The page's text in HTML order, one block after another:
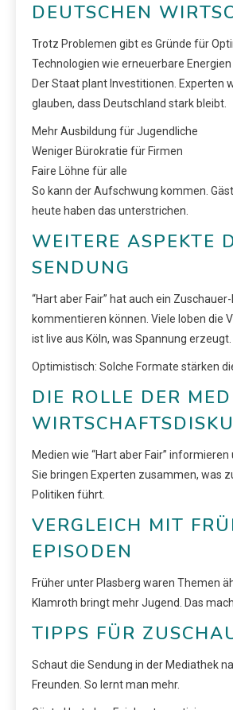
DEUTSCHEN
Trotz Problemen gibt es Gründe für
Technologien wie erneuerbare
Der Staat plant Investitionen. Experten
glauben, dass Deutschland stark bleibt.
Mehr Ausbildung für Jugendliche
Weniger Bürokratie für Firmen
Faire Löhne für alle
So kann der Aufschwung kommen.
heute haben das unterstrichen.
WEITERE ASPEKTE
SENDUNG
“Hart aber Fair” hat auch ein
kommentieren können. Viele loben die
ist live aus Köln, was Spannung erzeugt.
Optimistisch: Solche Formate stärken
DIE ROLLE DER
Medien wie “Hart aber Fair” informieren
Sie bringen Experten zusammen, was
Politiken führt.
VERGLEICH MIT
EPISODEN
Früher unter Plasberg waren Themen
Klamroth bringt mehr Jugend. Das
TIPPS FÜR
Schaut die Sendung in der Mediathek
Freunden. So lernt man mehr.